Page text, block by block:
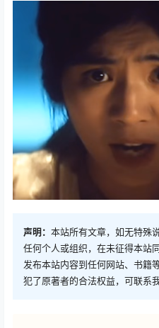
声明： 本站所有文章，如无特殊
任何个人或组织，在未征得本站
发布本站内容到任何网站、书籍
犯了原著者的合法权益，可联系